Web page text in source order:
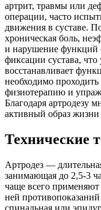
артрит, травмы или
операции, часто
движения в суставе.
хроническая боль,
и нарушение функций
фиксации сустава,
восстанавливает
необходимо
физиотерапию и
Благодаря артродезу
активный образ
Технические
Артродез —
занимающая до 2,5-3
чаще всего
ней